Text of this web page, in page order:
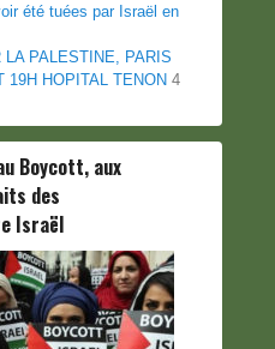
été tuées par Israël en
LA PALESTINE, PARIS
19H HOPITAL TENON 4
Boycott, aux
des
Israël